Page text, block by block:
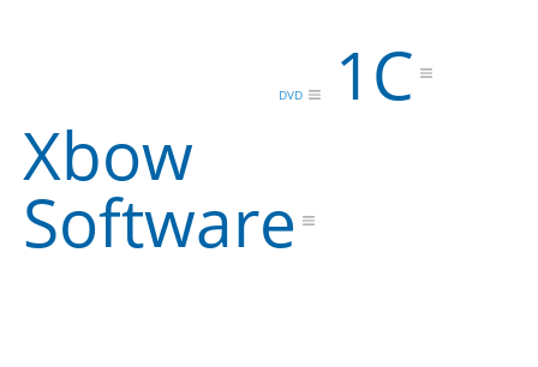
Xbow
Software
1С
DVD